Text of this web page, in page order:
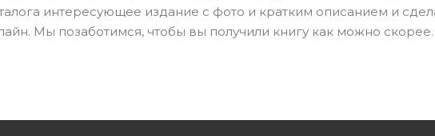
интересующее издание с фото и кратким описанием и
Мы позаботимся, чтобы вы получили книгу как можно скорее.